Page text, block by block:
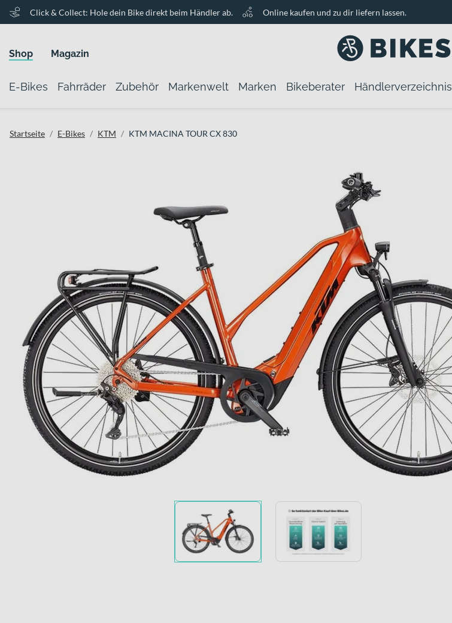
Click & Collect: Hole dein Bike direkt beim Händler ab. Online kaufen und zu dir liefern lassen.
Shop Magazin
E-Bikes Fahrräder Zubehör Markenwelt Marken Bikeberater Händlerverzeichnis
Startseite E-Bikes KTM KTM MACINA TOUR CX 830